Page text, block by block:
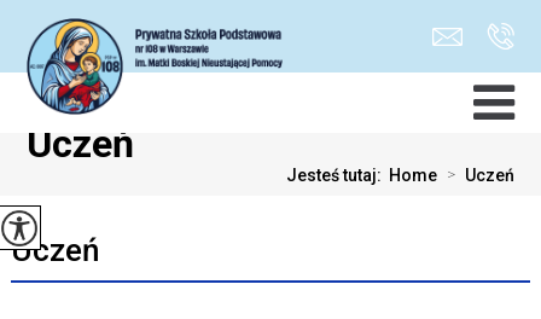
Uczeń
Jesteś tutaj: Home > Uczeń
Uczeń